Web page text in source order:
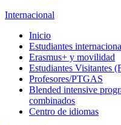
Internacional
Inicio
Estudiantes
Erasmus+ y movilidad
Estudiantes Visitantes
Profesores/PTGAS
Blended intensive
combinados
Centro de idiomas